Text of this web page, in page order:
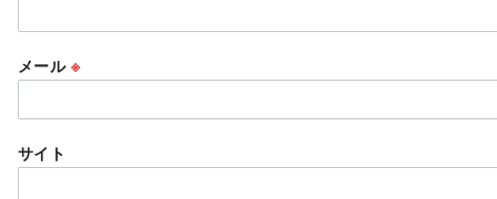
メール ※
サイト